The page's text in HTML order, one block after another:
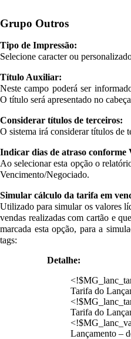
Grupo Outros
Tipo de Impressão:
Selecione caracter ou
Título Auxiliar:
Neste campo poderá ser
O título será apresentado no
Considerar títulos de terceiros:
O sistema irá considerar títulos de
Indicar dias de atraso conforme
Ao selecionar esta opção o
Vencimento/Negociado.
Simular cálculo da tarifa em
Utilizado para simular os valores
vendas realizadas com cartão e
marcada esta opção, para a
tags:
Detalhe:
Tarifa do
Tarifa do
Lançamento –